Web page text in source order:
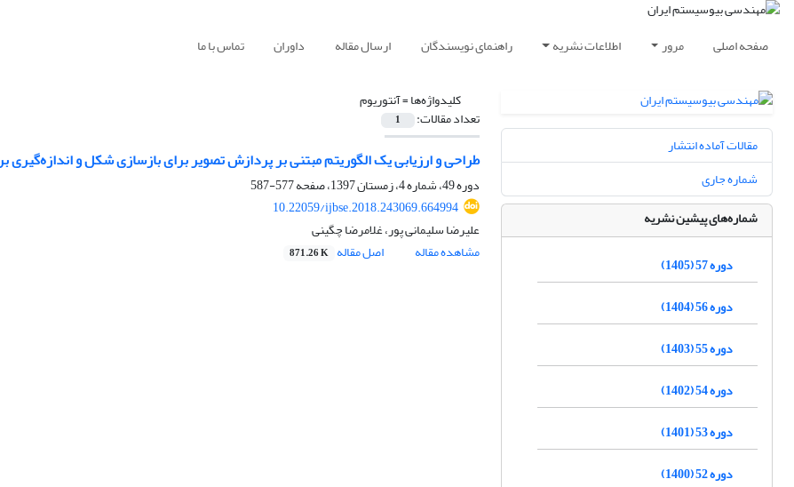
صفحه اصلی مرور اطلاعات نشریه راهنمای نویسندگان ارسال مقاله داوران تماس با ما
کلیدواژه‌ها =آنتوریوم
تعداد مقالات: 1
طراحی و ارزیابی یک الگوریتم مبتنی بر پردازش تصویر برای بازسازی شکل و اندازه‌‌گیری
دوره 49، شماره 4، زمستان 1397، صفحه
577-587
10.22059/ijbse.2018.243069.664994
علیرضا سلیمانی پور، غلامرضا چگینی
مشاهده مقاله
اصل مقاله 871.26 K
مقالات آماده انتشار
شماره جاری
شماره‌های پیشین نشریه
دوره 57 (1405)
دوره 56 (1404)
دوره 55 (1403)
دوره 54 (1402)
دوره 53 (1401)
دوره 52 (1400)